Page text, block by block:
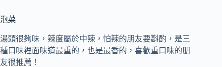
泡菜
湯頭很夠味，辣度屬於中辣，怕辣的朋友要斟酌，是三
種口味裡面味道最重的，也是最香的，喜歡重口味的朋
友很推薦！